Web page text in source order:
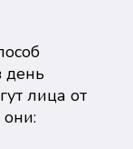
день
лица от